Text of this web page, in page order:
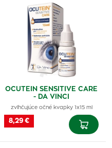
OCUTEIN SENSITIVE CARE
- DA VINCI
zvlhčujúce očné kvapky 1x15 ml
8,29 €